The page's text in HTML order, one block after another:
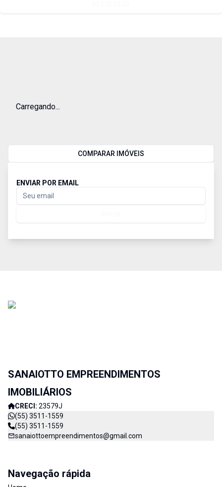
Carregando...
COMPARAR IMÓVEIS
ENVIAR POR EMAIL
SANAIOTTO EMPREENDIMENTOS
IMOBILIÁRIOS
CRECI: 23579J
(55) 3511-1559
(55) 3511-1559
sanaiottoempreendimentos@gmail.com
Navegação rápida